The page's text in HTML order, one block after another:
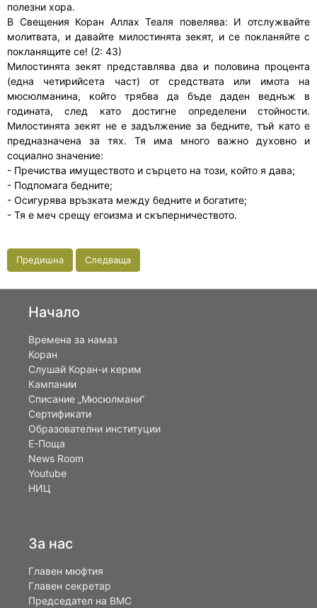
полезни хора.
В Свещения Коран Аллах Теаля повелява: И отслужвайте
молитвата, и давайте милостинята зекят, и се покланяйте с
покланящите се! (2: 43)
Милостинята зекят представлява два и половина процента
(една четирийсета част) от средствата или имота на
мюсюлманина, който трябва да бъде даден веднъж в
годината, след като достигне определени стойности.
Милостинята зекят не е задължение за бедните, тъй като е
предназначена за тях. Тя има много важно духовно и
социално значение:
- Пречиства имуществото и сърцето на този, който я дава;
- Подпомага бедните;
- Осигурява връзката между бедните и богатите;
- Тя е меч срещу егоизма и скъперничеството.
Предишна Следваща
Начало
Времена за намаз
Коран
Слушай Коран-и керим
Кампании
Списание „Мюсюлмани“
Сертификати
Образователни институции
Е-Поща
News Room
Youtube
НИЦ
За нас
Главен мюфтия
Главен секретар
Председател на ВМС